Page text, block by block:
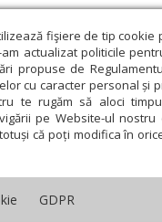
fişiere de tip
actualizat politicile
propuse de
cu caracter personal și
te rugăm să aloci
pe Website-ul
că poți modifica în
GDPR
Teologie și